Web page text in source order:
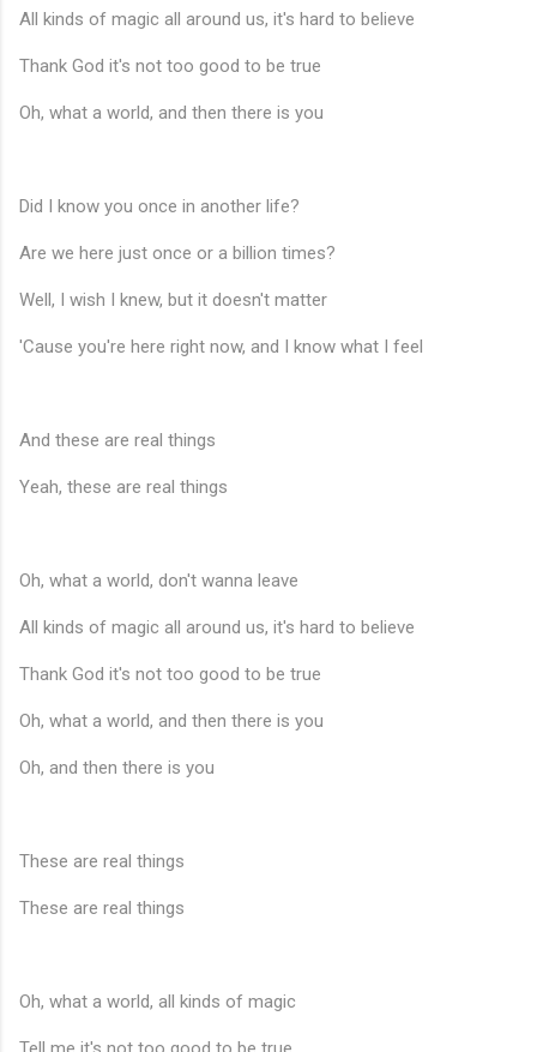
All kinds of magic all around us, it's hard to believe
Thank God it's not too good to be true
Oh, what a world, and then there is you
Did I know you once in another life?
Are we here just once or a billion times?
Well, I wish I knew, but it doesn't matter
'Cause you're here right now, and I know what I feel
And these are real things
Yeah, these are real things
Oh, what a world, don't wanna leave
All kinds of magic all around us, it's hard to believe
Thank God it's not too good to be true
Oh, what a world, and then there is you
Oh, and then there is you
These are real things
These are real things
Oh, what a world, all kinds of magic